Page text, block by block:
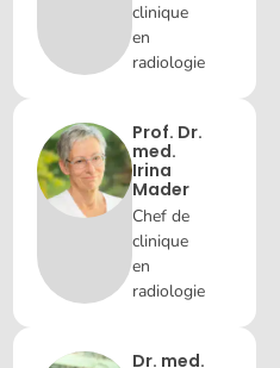
clinique
en
radiologie
Prof. Dr.
med.
Irina
Mader
Chef de
clinique
en
radiologie
Dr. med.